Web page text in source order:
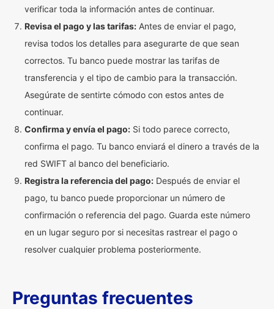
verificar toda la información antes de continuar.
Revisa el pago y las tarifas: Antes de enviar el pago,
revisa todos los detalles para asegurarte de que sean
correctos. Tu banco puede mostrar las tarifas de
transferencia y el tipo de cambio para la transacción.
Asegúrate de sentirte cómodo con estos antes de
continuar.
Confirma y envía el pago: Si todo parece correcto,
confirma el pago. Tu banco enviará el dinero a través de la
red SWIFT al banco del beneficiario.
Registra la referencia del pago: Después de enviar el
pago, tu banco puede proporcionar un número de
confirmación o referencia del pago. Guarda este número
en un lugar seguro por si necesitas rastrear el pago o
resolver cualquier problema posteriormente.
Preguntas frecuentes